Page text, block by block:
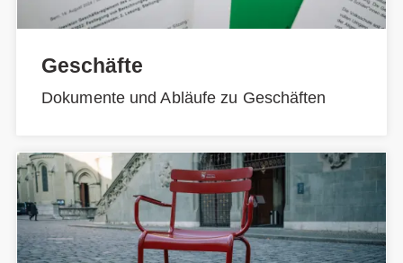
Geschäfte
Dokumente und Abläufe zu Geschäften